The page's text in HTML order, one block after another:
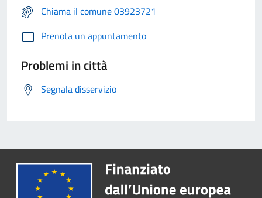
Chiama il comune 03923721
Prenota un appuntamento
Problemi in città
Segnala disservizio